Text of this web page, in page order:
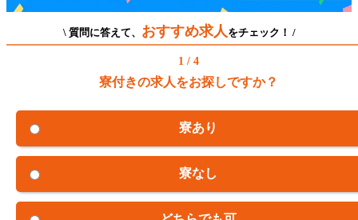
\ 質問に答えて、 おすすめ求人 をチェック！ /
1 / 4
寮付きの求人をお探しですか？
寮あり
寮なし